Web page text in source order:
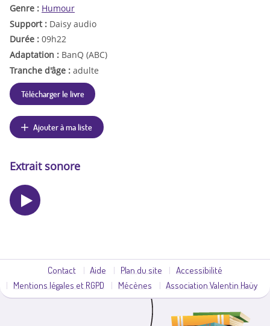
Genre : Humour
Support : Daisy audio
Durée : 09h22
Adaptation : BanQ (ABC)
Tranche d'âge : adulte
Télécharger le livre
Ajouter à ma liste
Extrait sonore
Contact Aide Plan du site
Accessibilité
Mentions légales et RGPD
Mécènes Association Valentin Haüy